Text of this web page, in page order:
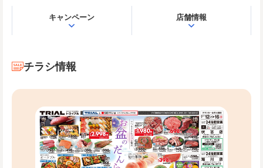
キャンペーン 店舗情報
チラシ情報